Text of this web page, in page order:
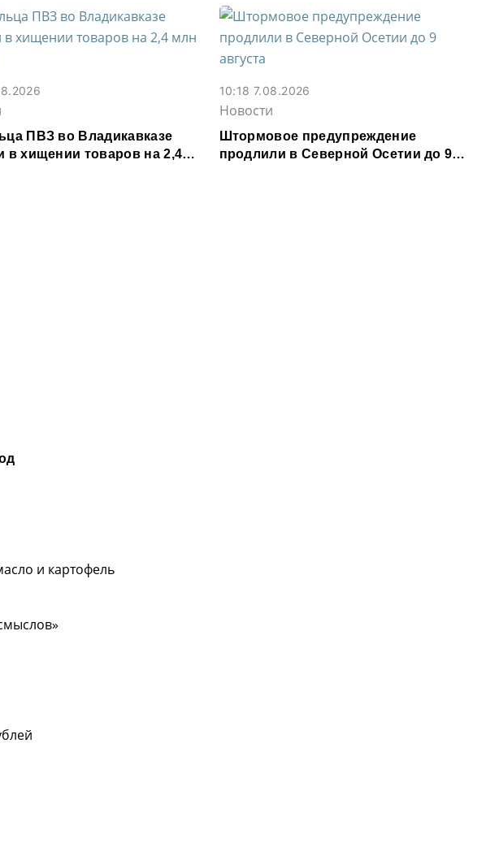
и картофель
ПВЗ во Владикавказе
в хищении товаров на 2,4
10:18 7.08.2026
Новости
Штормовое предупреждение
продлили в Северной Осетии до 9